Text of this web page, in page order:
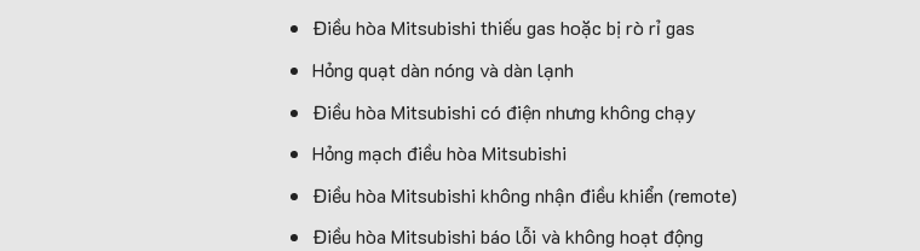
Điều hòa Mitsubishi thiếu gas hoặc bị rò rỉ gas
Hỏng quạt dàn nóng và dàn lạnh
Điều hòa Mitsubishi có điện nhưng không chạy
Hỏng mạch điều hòa Mitsubishi
Điều hòa Mitsubishi không nhận điều khiển (remote)
Điều hòa Mitsubishi báo lỗi và không hoạt động